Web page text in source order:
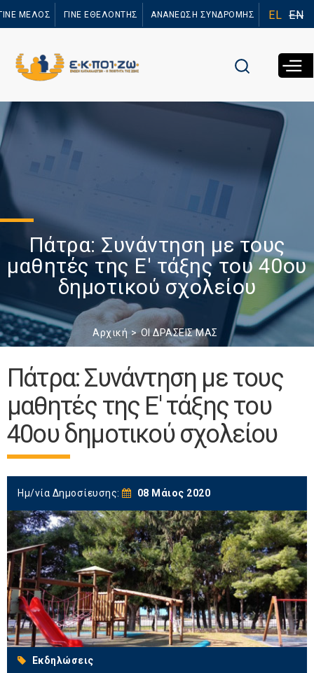
προς το
ΜΕΛΟΣ ΓΙΝΕ ΕΘΕΛΟΝΤΗΣ ΑΝΑΝΕΩΣΗ ΣΥΝΔΡΟΜΗΣ EL EN
Πάτρα: Συνάντηση με τους
μαθητές της Ε' τάξης του 40ου
δημοτικού σχολείου
Αρχική ΟΙ ΔΡΑΣΕΙΣ ΜΑΣ
Πάτρα: Συνάντηση με τους
μαθητές της Ε' τάξης του
40ου δημοτικού σχολείου
Ημ/νία Δημοσίευσης: 08 Μάιος 2020
Εκδηλώσεις